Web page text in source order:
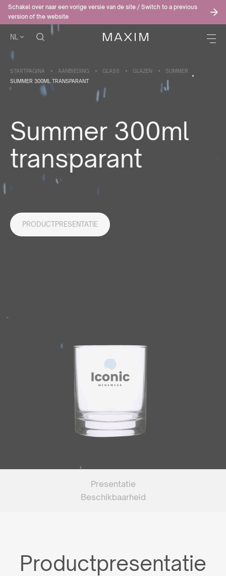
Schakel over naar een vorige versie van de site / Switch to a previous
version of the website
NL
STARTPAGINA AANBIEDING GLASS GLAZEN
SUMMER
SUMMER 300ML TRANSPARANT
Summer 300ml
transparant
PRODUCTPRESENTATIE
Presentatie
Beschikbaarheid
Productpresentatie